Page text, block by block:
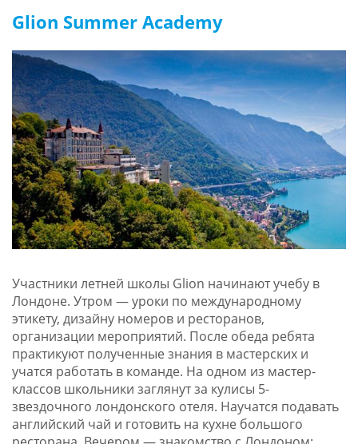
Glion Summer Academy
Участники летней школы Glion начинают учебу в
Лондоне. Утром — уроки по международному
этикету, дизайну номеров и ресторанов,
организации мероприятий. После обеда ребята
практикуют полученные знания в мастерских и
учатся работать в команде. На одном из мастер-
классов школьники заглянут за кулисы 5-
звездочного лондонского отеля. Научатся подавать
английский чай и готовить на кухне большого